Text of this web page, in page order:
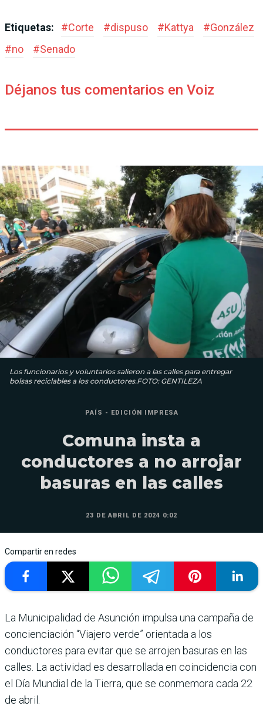
Etiquetas: #Corte #dispuso #Kattya #González
#no #Senado
Déjanos tus comentarios en Voiz
Los funcionarios y voluntarios salieron a las calles para entregar
bolsas reciclables a los conductores.FOTO: GENTILEZA
PAÍS - EDICIÓN IMPRESA
Comuna insta a
conductores a no arrojar
basuras en las calles
23 DE ABRIL DE 2024 0:02
Compartir en redes
La Municipalidad de Asunción impulsa una campaña de
con­cienciación “Viajero verde” orientada a los
conducto­res para evitar que se arro­jen basuras en las
calles. La actividad es desarrollada en coincidencia con
el Día Mun­dial de la Tierra, que se con­memora cada 22
de abril.